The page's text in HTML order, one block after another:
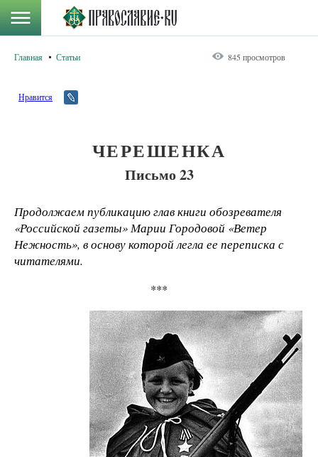
Главная Статьи 845 просмотров
Нравится
ЧЕРЕШЕНКА
Письмо 23
Продолжаем публикацию глав книги обозревателя
«Российской газеты» Марии Городовой «Ветер
Нежность», в основу которой легла ее переписка с
читателями.
***